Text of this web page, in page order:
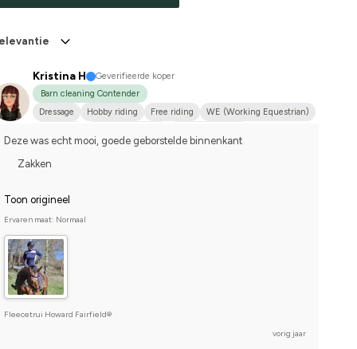
Kristina H
Geverifieerde koper
Barn cleaning Contender
Dressage
Hobby riding Free riding
WE (Working Equestrian)
Deze was echt mooi, goede geborstelde binnenkant
Zakken
Toon origineel
Ervaren maat: Normaal
Fleecetrui Howard Fairfield®
vorig jaar